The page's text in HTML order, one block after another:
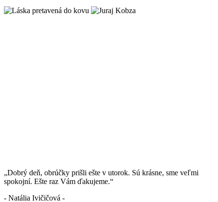
„Dobrý deň, obrúčky prišli ešte v utorok. Sú krásne, sme veľmi
spokojní. Ešte raz Vám ďakujeme.“
- Natália Ivičičová -